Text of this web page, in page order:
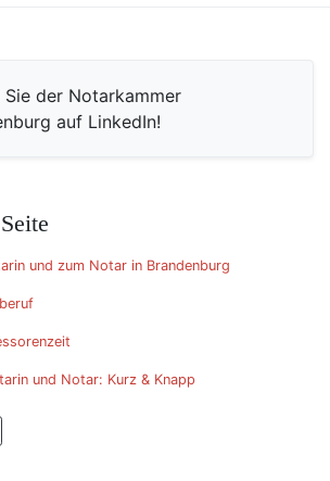
Sie der Notarkammer
auf LinkedIn!
und zum Notar in Brandenburg
und Notar: Kurz & Knapp